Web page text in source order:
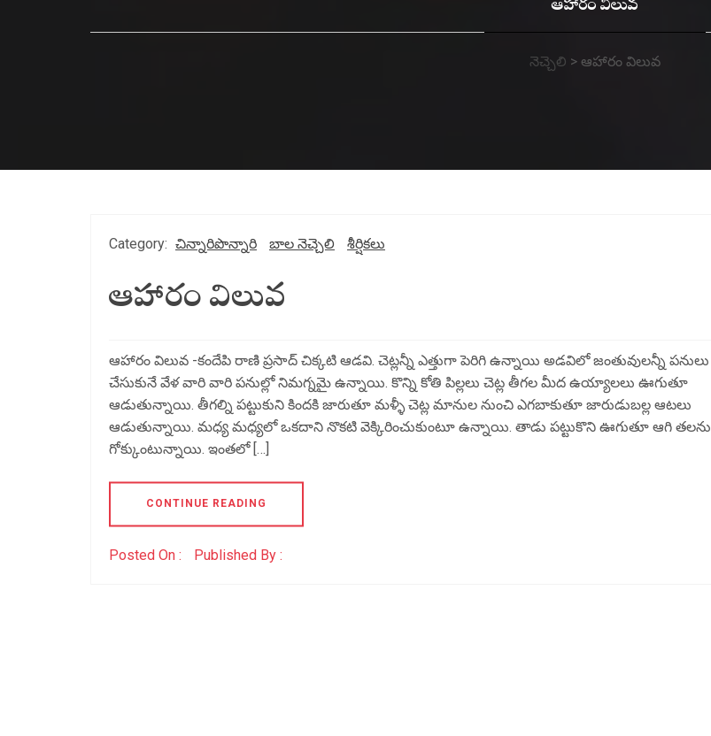
ఆహారం విలువ
నెచ్చెలి > ఆహారం విలువ
Category: చిన్నారిపొన్నారి బాల నెచ్చెలి శీర్షికలు
ఆహారం విలువ
ఆహారం విలువ -కందేపి రాణి ప్రసాద్ చిక్కటి ఆడవి. చెట్లన్నీ ఎత్తుగా పెరిగి ఉన్నాయి అడవిలో జంతువులన్నీ పనులు
చేసుకునే వేళ వారి వారి పనుల్లో నిమగ్నమై ఉన్నాయి. కొన్ని కోతి పిల్లలు చెట్ల తీగల మీద ఉయ్యాలలు ఊగుతూ
ఆడుతున్నాయి. తీగల్ని పట్టుకుని కిందకి జారుతూ మళ్ళీ చెట్ల మానుల నుంచి ఎగబాకుతూ జారుడుబల్ల ఆటలు
ఆడుతున్నాయి. మధ్య మధ్యలో ఒకదాని నొకటి వెక్కిరించుకుంటూ ఉన్నాయి. తాడు పట్టుకొని ఊగుతూ ఆగి తలను
గోక్కుంటున్నాయి. ఇంతలో […]
CONTINUE READING
Posted On : Published By :